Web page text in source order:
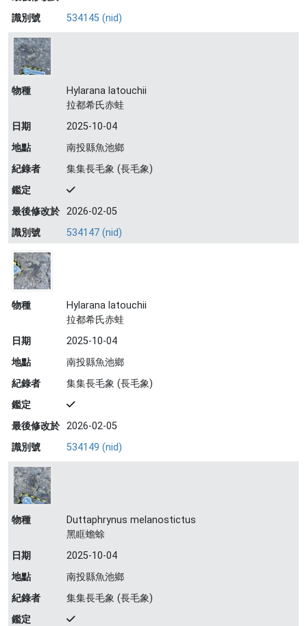
識別號
534145 (nid)
物種
Hylarana latouchii
拉都希氏赤蛙
日期
2025-10-04
地點
南投縣魚池鄉
紀錄者
集集長毛象 (長毛象)
鑑定
最後修改於 2026-02-05
識別號
534147 (nid)
物種
Hylarana latouchii
拉都希氏赤蛙
日期
2025-10-04
地點
南投縣魚池鄉
紀錄者
集集長毛象 (長毛象)
鑑定
最後修改於 2026-02-05
識別號
534149 (nid)
物種
Duttaphrynus melanostictus
黑眶蟾蜍
日期
2025-10-04
地點
南投縣魚池鄉
紀錄者
集集長毛象 (長毛象)
鑑定